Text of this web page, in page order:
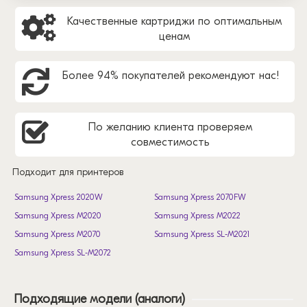
Качественные картриджи по оптимальным
ценам
Более 94% покупателей рекомендуют нас!
По желанию клиента проверяем
совместимость
Подходит для принтеров
Samsung Xpress 2020W
Samsung Xpress 2070FW
Samsung Xpress M2020
Samsung Xpress M2022
Samsung Xpress M2070
Samsung Xpress SL-M2021
Samsung Xpress SL-M2072
Подходящие модели (аналоги)